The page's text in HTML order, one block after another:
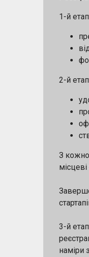
1-й
2-й
З
3-й
наміри